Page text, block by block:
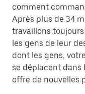
comment
Après plus de 34
travaillons
les gens de leur
dont les gens,
se déplacent dans
offre de nouvelles